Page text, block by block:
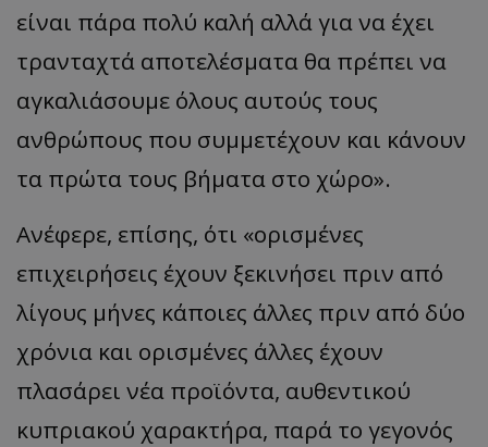
είναι πάρα πολύ καλή αλλά για να έχει
τρανταχτά αποτελέσματα θα πρέπει να
αγκαλιάσουμε όλους αυτούς τους
ανθρώπους που συμμετέχουν και κάνουν
τα πρώτα τους βήματα στο χώρο».
Ανέφερε, επίσης, ότι «ορισμένες
επιχειρήσεις έχουν ξεκινήσει πριν από
λίγους μήνες κάποιες άλλες πριν από δύο
χρόνια και ορισμένες άλλες έχουν
πλασάρει νέα προϊόντα, αυθεντικού
κυπριακού χαρακτήρα, παρά το γεγονός